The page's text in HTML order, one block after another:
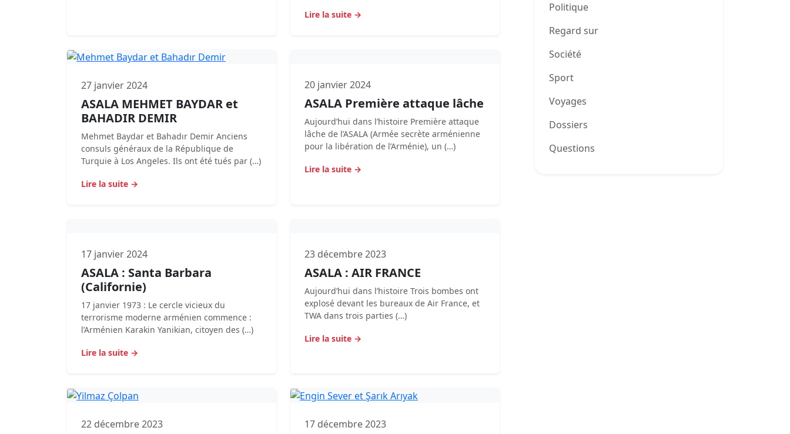
Lire la suite →
27 janvier 2024
ASALA MEHMET BAYDAR et
BAHADIR DEMIR
Mehmet Baydar et Bahadır Demir Anciens
consuls généraux de la République de
Turquie à Los Angeles. Ils ont été tués par (…)
Lire la suite →
20 janvier 2024
ASALA Première attaque lâche
Aujourd’hui dans l’histoire Première attaque
lâche de l’ASALA (Armée secrète arménienne
pour la libération de l’Arménie), un (…)
Lire la suite →
17 janvier 2024
ASALA : Santa Barbara
(Californie)
17 janvier 1973 : Le cercle vicieux du
terrorisme moderne arménien commence :
l’Arménien Karakin Yanikian, citoyen des (…)
Lire la suite →
23 décembre 2023
ASALA : AIR FRANCE
Aujourd’hui dans l’histoire Trois bombes ont
explosé devant les bureaux de Air France, et
TWA dans trois parties (…)
Lire la suite →
22 décembre 2023 17 décembre 2023
Politique
Regard sur
Société
Sport
Voyages
Dossiers
Questions